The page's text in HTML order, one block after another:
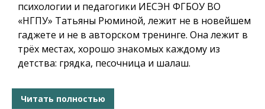
психологии и педагогики ИЕСЭН ФГБОУ ВО
«НГПУ» Татьяны Рюминой, лежит не в новейшем
гаджете и не в авторском тренинге. Она лежит в
трёх местах, хорошо знакомых каждому из
детства: грядка, песочница и шалаш.
Читать полностью